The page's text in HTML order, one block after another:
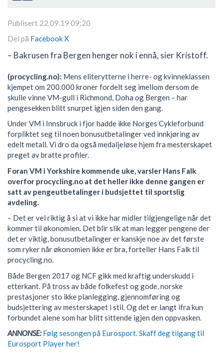
Publisert 22.09.19 09:20
Del på FacebookX
– Bakrusen fra Bergen henger nok i ennå, sier Kristoff.
(procycling.no): Mens eliterytterne i herre- og kvinneklassen
kjempet om 200.000 kroner fordelt seg imellom dersom de
skulle vinne VM-gull i Richmond, Doha og Bergen – har
pengesekken blitt snurpet igjen siden den gang.
Under VM i Innsbruck i fjor hadde ikke Norges Cykleforbund
forpliktet seg til noen bonusutbetalinger ved innkjøring av
edelt metall. Vi dro da også medaljeløse hjem fra mesterskapet
preget av bratte profiler.
Foran VM i Yorkshire kommende uke, varsler Hans Falk
overfor procycling.no at det heller ikke denne gangen er
satt av pengeutbetalinger i budsjettet til sportslig
avdeling.
– Det er vel riktig å si at vi ikke har midler tilgjengelige når det
kommer til økonomien. Det blir slik at man legger pengene der
det er viktig, bonusutbetalinger er kanskje noe av det første
som ryker når økonomien ikke er bra, forteller Hans Falk til
procycling.no.
Både Bergen 2017 og NCF gikk med kraftig underskudd i
etterkant. På tross av både folkefest og gode, norske
prestasjoner sto ikke planlegging, gjennomføring og
budsjettering av mesterskapet i stil. Og det er langt ifra kun
forbundet alene som har blitt sittende igjen den oppvasken.
ANNONSE: Følg sesongen på Eurosport. Skaff deg tilgang til
Eurosport Player her!